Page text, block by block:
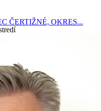
ČERTIŽNÉ, OKRES...